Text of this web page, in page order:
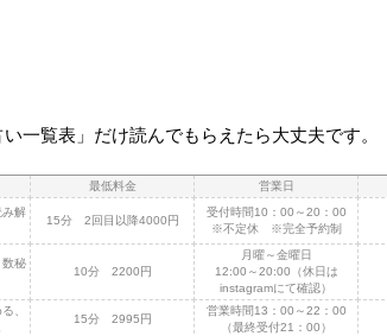
一覧表」だけ読んでもらえたら大丈夫です。
最低料金 営業日
解
15分 2回目以降4000円
受付時間10：00～20：00
※不定休 ※完全予約制
秘
10分 2200円
月曜～金曜日
12:00～20:00（休日は
instagramにて確認）
、
15分 2995円
営業時間13：00～22：00
（最終受付21：00）